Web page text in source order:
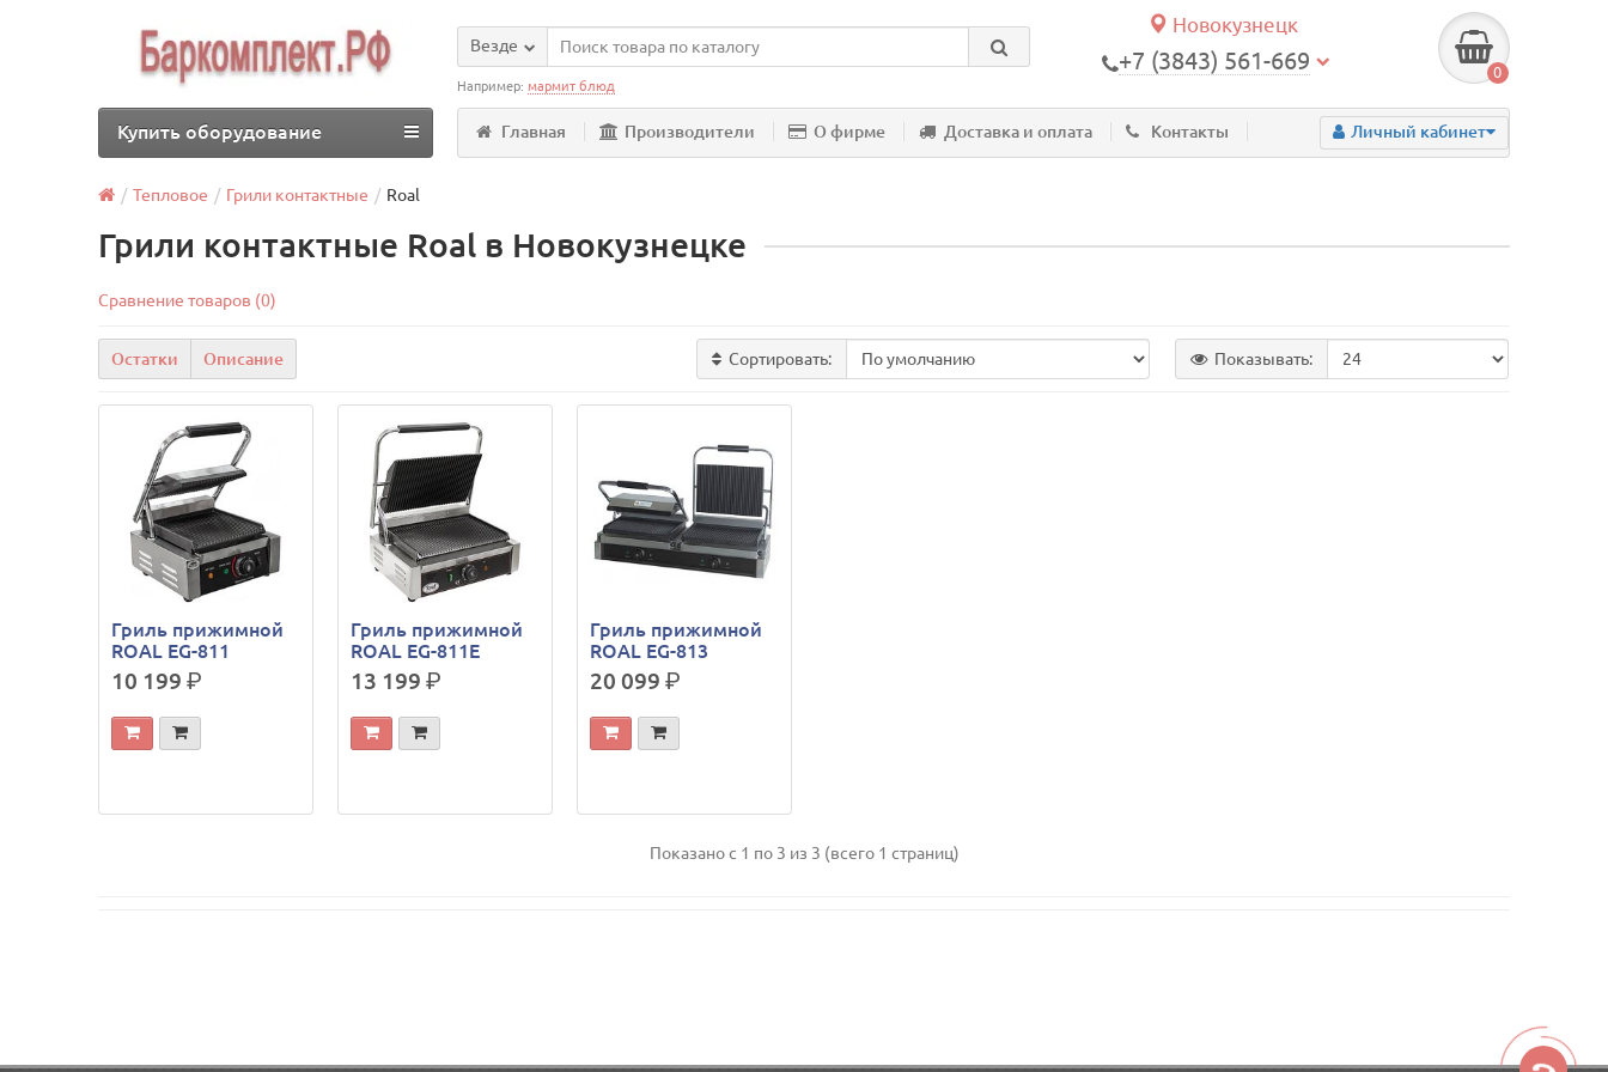
Новокузнецк
+7 (3843) 561-669 0
Везде
Например:мармит блюд
Главная Производители О фирме Доставка и оплата Контакты Личный кабинет
Купить оборудование
Тепловое Грили контактные Roal
Грили контактные Roal в Новокузнецке
Сравнение товаров (0)
Остатки Описание Сортировать: Показывать:
Гриль прижимной
ROAL EG-811
10 199р.
Гриль прижимной
ROAL EG-811E
13 199р.
Гриль прижимной
ROAL EG-813
20 099р.
Показано с 1 по 3 из 3 (всего 1 страниц)